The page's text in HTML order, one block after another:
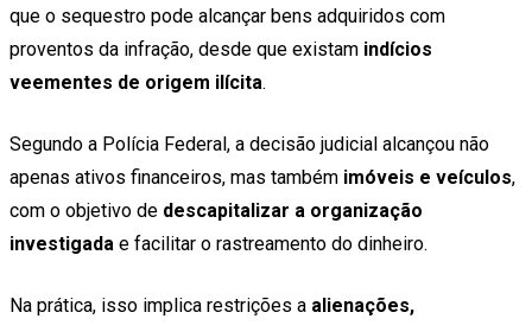
que o sequestro pode alcançar bens adquiridos com
proventos da infração, desde que existam indícios
veementes de origem ilícita.
Segundo a Polícia Federal, a decisão judicial alcançou não
apenas ativos financeiros, mas também imóveis e veículos,
com o objetivo de descapitalizar a organização
investigada e facilitar o rastreamento do dinheiro.
Na prática, isso implica restrições a alienações,